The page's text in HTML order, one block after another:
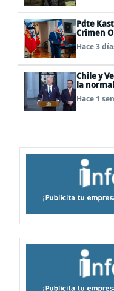
Pdte
Crimen
Hace 3
Chile y
la
Hace 1